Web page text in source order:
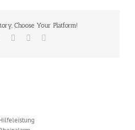
Choose Your Platform!
Facebook